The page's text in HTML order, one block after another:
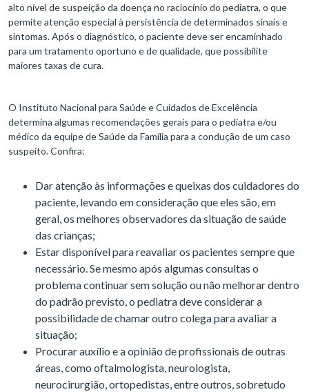
alto nível de suspeição da doença no raciocínio do pediatra, o que
permite atenção especial à persistência de determinados sinais e
sintomas. Após o diagnóstico, o paciente deve ser encaminhado
para um tratamento oportuno e de qualidade, que possibilite
maiores taxas de cura.
O Instituto Nacional para Saúde e Cuidados de Excelência
determina algumas recomendações gerais para o pediatra e/ou
médico da equipe de Saúde da Família para a condução de um caso
suspeito. Confira:
Dar atenção às informações e queixas dos cuidadores do
paciente, levando em consideração que eles são, em
geral, os melhores observadores da situação de saúde
das crianças;
Estar disponível para reavaliar os pacientes sempre que
necessário. Se mesmo após algumas consultas o
problema continuar sem solução ou não melhorar dentro
do padrão previsto, o pediatra deve considerar a
possibilidade de chamar outro colega para avaliar a
situação;
Procurar auxílio e a opinião de profissionais de outras
áreas, como oftalmologista, neurologista,
neurocirurgião, ortopedistas, entre outros, sobretudo